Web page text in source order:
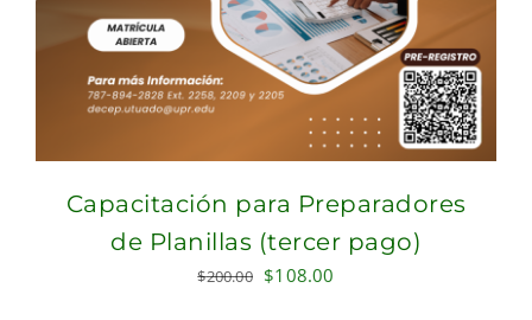
Capacitación para Preparadores
de Planillas (tercer pago)
$200.00 Original
$108.00